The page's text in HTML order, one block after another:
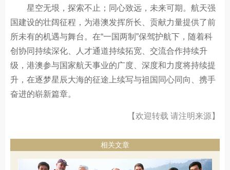
星空无垠，探索不止；同心致远，未来可期。航天强
国建设的壮阔征程，为港澳发挥所长、贡献力量提供了前
所未有的机遇与舞台。在“一国两制”保驾护航下，随着科
创协同持续深化、人才通道持续拓宽、交流合作持续升
级，港澳参与国家航天事业的广度、深度和力度将持续提
升，在逐梦星辰大海的征途上续写与祖国同心同向、携手
奋进的崭新篇章。
【欢迎转载 请注明来源】
相关文章